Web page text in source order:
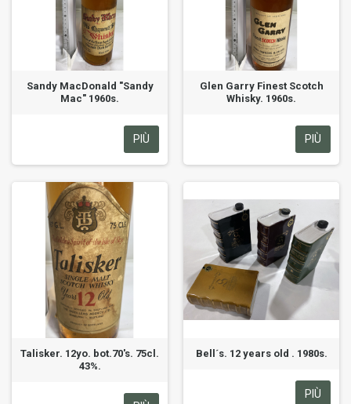
Sandy MacDonald "Sandy
Mac" 1960s.
PIÙ
Glen Garry Finest Scotch
Whisky. 1960s.
PIÙ
Talisker. 12yo. bot.70's. 75cl.
43%.
Bell´s. 12 years old . 1980s.
PIÙ